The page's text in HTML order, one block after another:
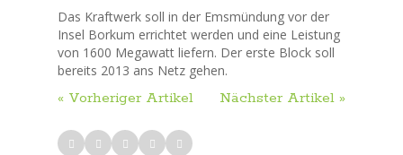
Das Kraftwerk soll in der Emsmündung vor der
Insel Borkum errichtet werden und eine Leistung
von 1600 Megawatt liefern. Der erste Block soll
bereits 2013 ans Netz gehen.
« Vorheriger Artikel Nächster Artikel »